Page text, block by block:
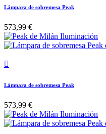
Lámpara de sobremesa Peak
573,99 €

Lámpara de sobremesa Peak
573,99 €